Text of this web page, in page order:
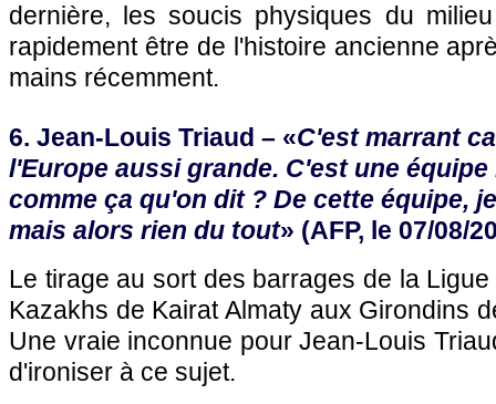
dernière, les soucis physiques du
rapidement être de l'histoire ancienne
mains récemment.
6. Jean-Louis Triaud – «C'est marrant
l'Europe aussi grande. C'est une
comme ça qu'on dit ? De cette équipe,
mais alors rien du tout» (AFP, le 07/08/
Le tirage au sort des barrages de la
Kazakhs de Kairat Almaty aux Girondins
Une vraie inconnue pour Jean-Louis
d'ironiser à ce sujet.